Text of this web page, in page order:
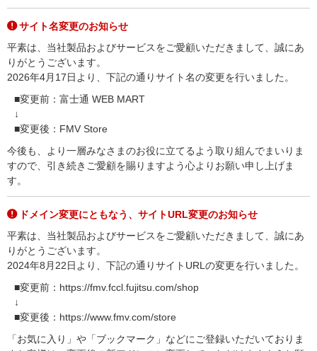
サイト名変更のお知らせ
平素は、当社製品およびサービスをご愛顧いただきまして、誠にあ
りがとうございます。
2026年4月17日より、下記の通りサイト名の変更を行いました。
■変更前：富士通 WEB MART
↓
■変更後：FMV Store
今後も、より一層みなさまのお役に立てるよう取り組んでまいりま
すので、引き続きご愛顧を賜りますよう心よりお願い申し上げま
す。
ドメイン変更にともなう、サイトURL変更のお知らせ
平素は、当社製品およびサービスをご愛顧いただきまして、誠にあ
りがとうございます。
2024年8月22日より、下記の通りサイトURLの変更を行いました。
■変更前：https://fmv.fccl.fujitsu.com/shop
↓
■変更後：https://www.fmv.com/store
「お気に入り」や「ブックマーク」などにご登録いただいておりま